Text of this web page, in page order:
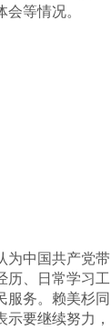
会等情况。
为中国共产党带
历、日常学习工
服务。赖美杉同
示要继续努力，